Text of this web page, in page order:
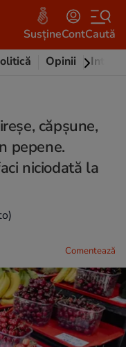
SusțineContCaută
Opinii
căpșune,
pepene.
niciodată la
Comentează